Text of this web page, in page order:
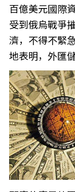
百億美元國際
受到俄烏戰爭
濟，不得不緊
地表明，外匯